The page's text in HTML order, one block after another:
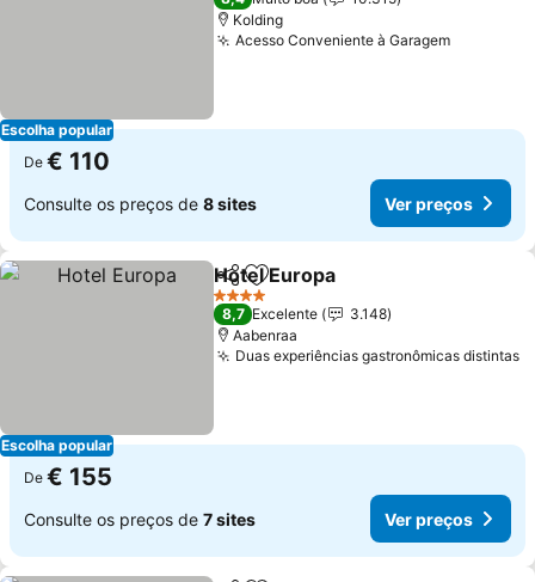
Escolha popular
Kolding
Acesso Conveniente à GaragemVer
De € 110
Consulte os preços de 8 sites Ver preços
Escolha popular
PartilharAdicionar aos favoritos
Hotel Europa
4 Estrelas
8,7 Excelente
3.148
Aabenraa
Duas experiências gastronômicas distintas
De € 155
Consulte os preços de 7 sites Ver preços